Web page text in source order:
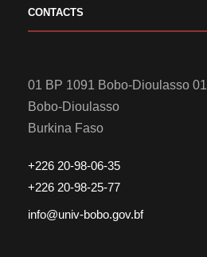
CONTACTS
01 BP 1091 Bobo-Dioulasso 01
Bobo-Dioulasso
Burkina Faso
+226 20-98-06-35
+226 20-98-25-77
info@univ-bobo.gov.bf